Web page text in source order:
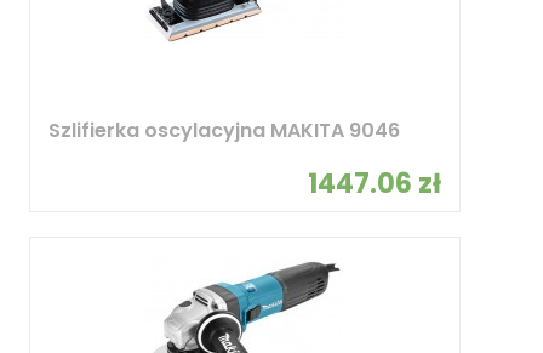
Szlifierka oscylacyjna MAKITA 9046
1447.06 zł